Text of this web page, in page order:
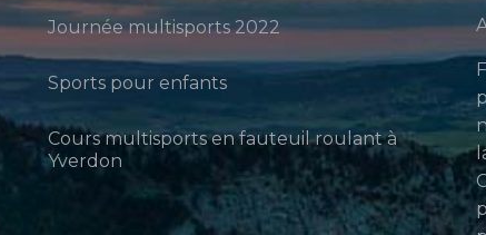
Journée multisports 2022
Sports pour enfants
Cours multisports en fauteuil roulant à
Yverdon